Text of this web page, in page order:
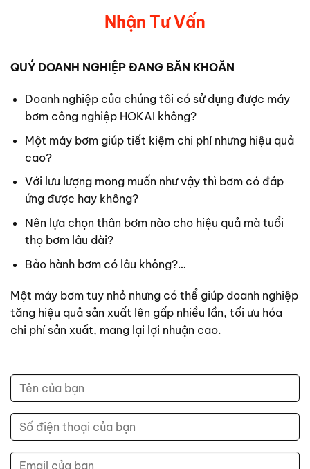
Nhận Tư Vấn
QUÝ DOANH NGHIỆP ĐANG BĂN KHOĂN
Doanh nghiệp của chúng tôi có sử dụng được máy
bơm công nghiệp HOKAI không?
Một máy bơm giúp tiết kiệm chi phí nhưng hiệu quả
cao?
Với lưu lượng mong muốn như vậy thì bơm có đáp
ứng được hay không?
Nên lựa chọn thân bơm nào cho hiệu quả mà tuổi
thọ bơm lâu dài?
Bảo hành bơm có lâu không?…
Một máy bơm tuy nhỏ nhưng có thể giúp doanh nghiệp
tăng hiệu quả sản xuất lên gấp nhiều lần, tối ưu hóa
chi phí sản xuất, mang lại lợi nhuận cao.